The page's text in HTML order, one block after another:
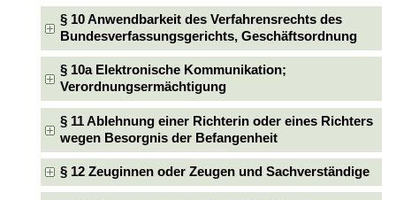
§ 10 Anwendbarkeit des Verfahrensrechts des
Bundesverfassungsgerichts, Geschäftsordnung
§ 10a Elektronische Kommunikation;
Verordnungsermächtigung
§ 11 Ablehnung einer Richterin oder eines Richters
wegen Besorgnis der Befangenheit
§ 12 Zeuginnen oder Zeugen und Sachverständige